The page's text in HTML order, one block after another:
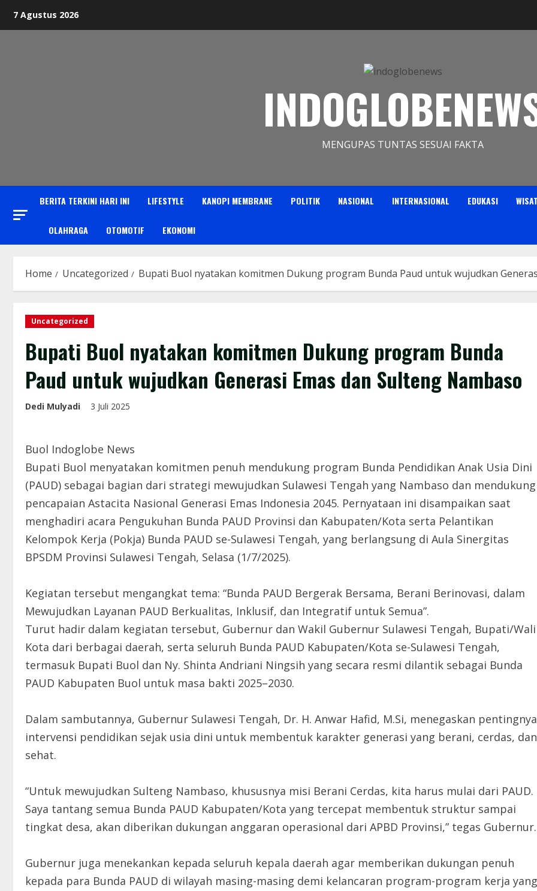
7 Agustus 2026
MENGUPAS TUNTAS SESUAI FAKTA
BERITA TERKINI HARI INI LIFESTYLE KANOPI MEMBRANE POLITIK NASIONAL INTERNASIONAL EDUKASI
OLAHRAGA OTOMOTIF EKONOMI
Home Uncategorized Bupati Buol nyatakan komitmen Dukung program Bunda Paud untuk wujudkan
Uncategorized
Bupati Buol nyatakan komitmen Dukung program Bunda
Paud untuk wujudkan Generasi Emas dan Sulteng Nambaso
Dedi Mulyadi 3 Juli 2025
Buol Indoglobe News
Bupati Buol menyatakan komitmen penuh mendukung program Bunda Pendidikan Anak Usia Dini
(PAUD) sebagai bagian dari strategi mewujudkan Sulawesi Tengah yang Nambaso dan mendukung
pencapaian Astacita Nasional Generasi Emas Indonesia 2045. Pernyataan ini disampaikan saat
menghadiri acara Pengukuhan Bunda PAUD Provinsi dan Kabupaten/Kota serta Pelantikan
Kelompok Kerja (Pokja) Bunda PAUD se-Sulawesi Tengah, yang berlangsung di Aula Sinergitas
BPSDM Provinsi Sulawesi Tengah, Selasa (1/7/2025).
Kegiatan tersebut mengangkat tema: “Bunda PAUD Bergerak Bersama, Berani Berinovasi, dalam
Mewujudkan Layanan PAUD Berkualitas, Inklusif, dan Integratif untuk Semua”.
Turut hadir dalam kegiatan tersebut, Gubernur dan Wakil Gubernur Sulawesi Tengah, Bupati/Wali
Kota dari berbagai daerah, serta seluruh Bunda PAUD Kabupaten/Kota se-Sulawesi Tengah,
termasuk Bupati Buol dan Ny. Shinta Andriani Ningsih yang secara resmi dilantik sebagai Bunda
PAUD Kabupaten Buol untuk masa bakti 2025–2030.
Dalam sambutannya, Gubernur Sulawesi Tengah, Dr. H. Anwar Hafid, M.Si, menegaskan pentingnya
intervensi pendidikan sejak usia dini untuk membentuk karakter generasi yang berani, cerdas, dan
sehat.
“Untuk mewujudkan Sulteng Nambaso, khususnya misi Berani Cerdas, kita harus mulai dari PAUD.
Saya tantang semua Bunda PAUD Kabupaten/Kota yang tercepat membentuk struktur sampai
tingkat desa, akan diberikan dukungan anggaran operasional dari APBD Provinsi,” tegas Gubernur.
Gubernur juga menekankan kepada seluruh kepala daerah agar memberikan dukungan penuh
kepada para Bunda PAUD di wilayah masing-masing demi kelancaran program-program kerja yang